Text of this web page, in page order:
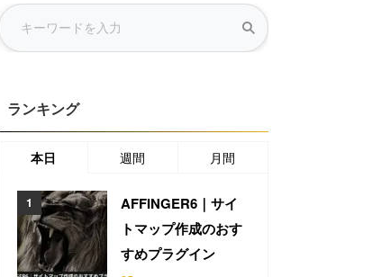
ランキング
本日 週間 月間
AFFINGER6｜サイ
トマップ作成のおす
すめプラグイン